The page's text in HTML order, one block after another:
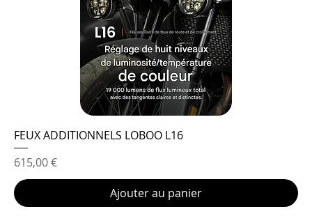
FEUX ADDITIONNELS LOBOO L16
Prix
615,00 €
Ajouter au panier